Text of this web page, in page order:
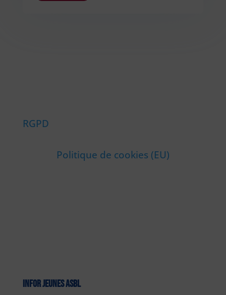
RGPD
Politique de cookies (EU)
INFOR JEUNES ASBL